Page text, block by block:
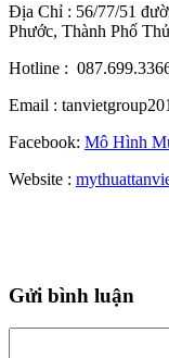
Địa Chỉ : 56/77/51
Phước, Thành Phố
Hotline :
Email :
Facebook: Mô Hình
Website :
Gửi bình luận